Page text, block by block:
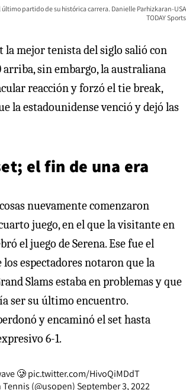
partido de su histórica carrera. Danielle Parhizkaran-USA
TODAY Sports
la mejor tenista del siglo salió con
arriba, sin embargo, la australiana
reacción y forzó el tie break,
la estadounidense venció y dejó las
el fin de una era
nuevamente comenzaron
juego, en el que la visitante en
el juego de Serena. Ese fue el
espectadores notaron que la
Slams estaba en problemas y que
ser su último encuentro.
y encaminó el set hasta
6-1.
🥲pic.twitter.com/HivoQiMDdT
(@usopen)September 3, 2022